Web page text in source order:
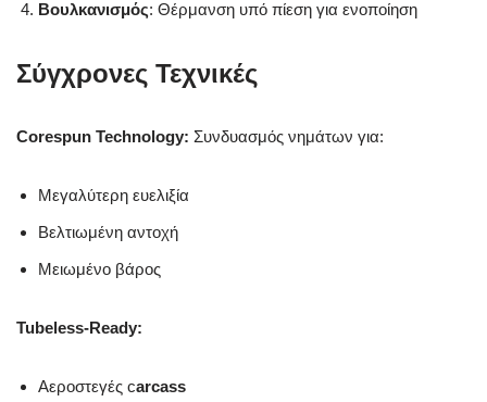
Βουλκανισμός: Θέρμανση υπό πίεση για ενοποίηση
Σύγχρονες Τεχνικές
Corespun Technology: Συνδυασμός νημάτων για:
Μεγαλύτερη ευελιξία
Βελτιωμένη αντοχή
Μειωμένο βάρος
Tubeless-Ready:
Αεροστεγές carcass